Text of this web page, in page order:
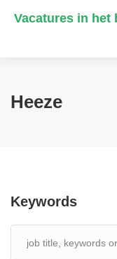
Vacatures in het
Heeze
Keywords